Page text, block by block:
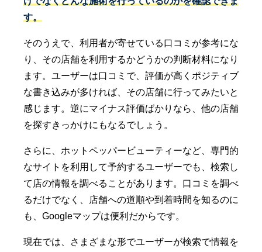
す。
そのうえで、利用者が寄せている口コミが参考にな
り、その店舗を利用するかどうかの判断材料になり
ます。ユーザーは口コミで、評価が高くポジティブ
な書き込みが多ければ、その店舗に行ってみたいと
感じます。逆にマイナス評価ばかりなら、他の店舗
を探すきっかけにもなるでしょう。
さらに、ホットペッパービューティーなど、専門的
なサイトを利用して予約するユーザーでも、検索し
て店の情報を調べることがあります。口コミを調べ
るだけでなく、店舗への道順や到着時間を知るのに
も、Googleマップは便利だからです。
現在では、さまざまな形でユーザーが検索で情報を